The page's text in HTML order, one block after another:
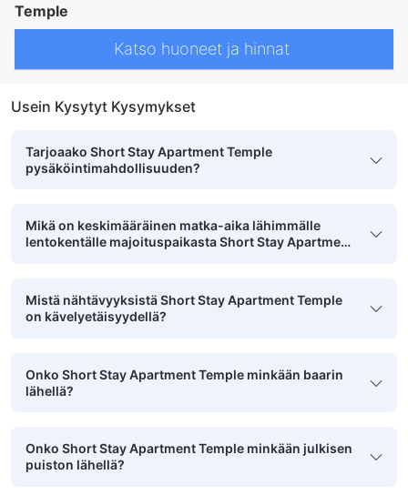
Temple
Katso huoneet ja hinnat
Usein Kysytyt Kysymykset
Tarjoaako Short Stay Apartment Temple
pysäköintimahdollisuuden?
Mikä on keskimääräinen matka-aika lähimmälle
lentokentälle majoituspaikasta Short Stay Apartment
Mistä nähtävyyksistä Short Stay Apartment Temple
on kävelyetäisyydellä?
Onko Short Stay Apartment Temple minkään baarin
lähellä?
Onko Short Stay Apartment Temple minkään julkisen
puiston lähellä?